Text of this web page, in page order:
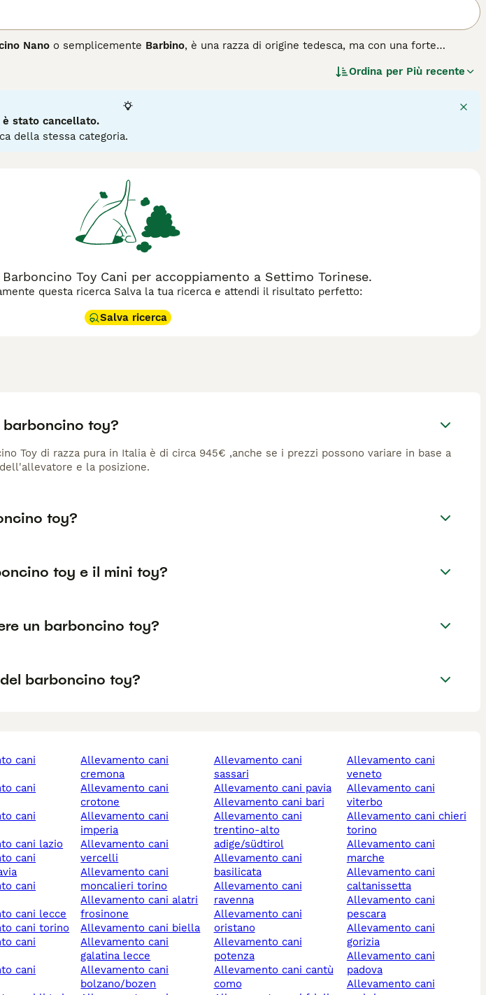
Nano o semplicemente Barbino, è una razza di origine tedesca, ma con una forte
ai 28 cm e un peso tra i 2 e i 4 kg. Il suo manto è denso, riccio e ipoallergenico,
grazie al suo pelo a bassa perdita. Ama stare in appartamento e si adatta bene alla vita
esercizio quotidiano e di stimoli mentali. Tra i suoi soprannomi più comuni in Italia troviamo
particolare attenzione alla toelettatura, con spazzolature giornaliere e una
per mantenere il pelo in ottime condizioni. Grazie al suo temperamento dolce ma vigile, il
Ordina per Più recente
è stato cancellato.
della stessa categoria.
Toy Cani per accoppiamento a Settimo Torinese.
questa ricerca Salva la tua ricerca e attendi il risultato perfetto:
Salva ricerca
toy?
Toy di razza pura in Italia è di circa 945€ ,anche se i prezzi possono variare in base a
e la posizione.
toy?
toy e il mini toy?
un barboncino toy?
barboncino toy?
cani lazio
cani lecce
cani torino
allevamento cani
cremona
allevamento cani
crotone
allevamento cani
imperia
allevamento cani
vercelli
allevamento cani
moncalieri torino
allevamento cani alatri
frosinone
allevamento cani biella
allevamento cani
galatina lecce
allevamento cani
bolzano/bozen
allevamento cani
sassari
allevamento cani pavia
allevamento cani bari
allevamento cani
trentino-alto
adige/südtirol
allevamento cani
basilicata
allevamento cani
ravenna
allevamento cani
oristano
allevamento cani
potenza
allevamento cani cantù
como
allevamento cani
veneto
allevamento cani
viterbo
allevamento cani chieri
torino
allevamento cani
marche
allevamento cani
caltanissetta
allevamento cani
pescara
allevamento cani
gorizia
allevamento cani
padova
allevamento cani